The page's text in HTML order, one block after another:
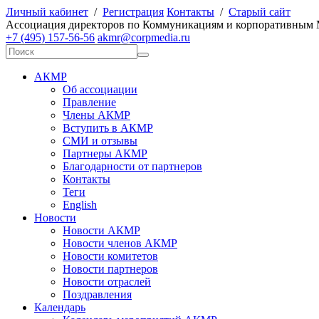
Личный кабинет / Регистрация Контакты / Старый сайт
Ассоциация директоров по Коммуникациям и корпоративным
+7 (495) 157-56-56 akmr@corpmedia.ru
АКМР
Об ассоциации
Правление
Члены АКМР
Вступить в АКМР
СМИ и отзывы
Партнеры АКМР
Благодарности от партнеров
Контакты
Теги
English
Новости
Новости АКМР
Новости членов АКМР
Новости комитетов
Новости партнеров
Новости отраслей
Поздравления
Календарь